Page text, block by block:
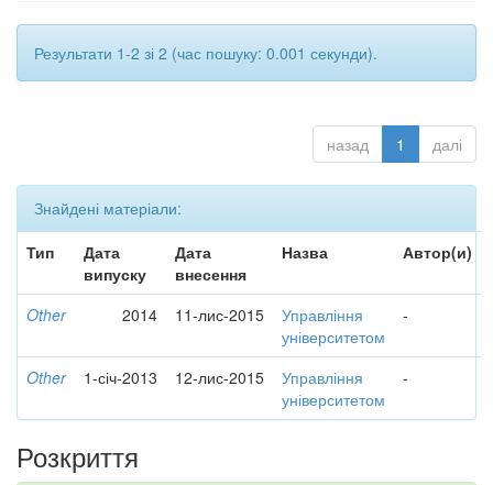
Результати 1-2 зі 2 (час пошуку: 0.001 секунди).
назад 1 далі
Знайдені матеріали:
Тип
Дата
випуску
Дата
внесення
Назва Автор(и)
Other 2014 11-лис-2015
Управління
університетом
-
Other 1-січ-2013 12-лис-2015
Управління
університетом
-
Розкриття